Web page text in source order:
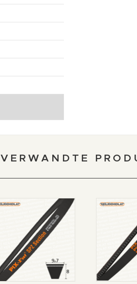
VERWANDTE